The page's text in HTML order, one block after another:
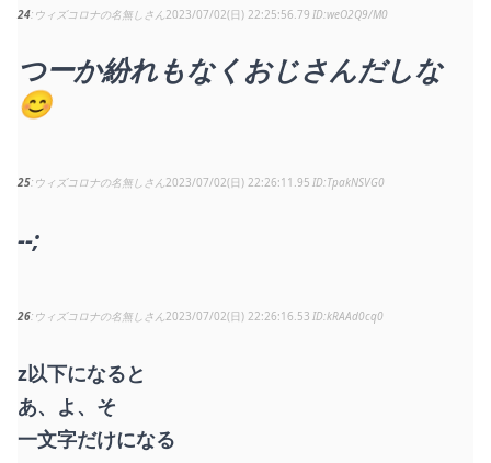
24 ウィズコロナの名無しさん2023/07/02(日) 22:25:56.79 weO2Q9/M0
つーか紛れもなくおじさんだしな
😊
25 ウィズコロナの名無しさん2023/07/02(日) 22:26:11.95 TpakNSVG0
--;
26 ウィズコロナの名無しさん2023/07/02(日) 22:26:16.53 kRAAd0cq0
z以下になると
あ、よ、そ
一文字だけになる